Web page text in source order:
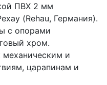
ПВХ 2 мм
(Rehau, Германия).
с опорами
хром.
и
царапинам и